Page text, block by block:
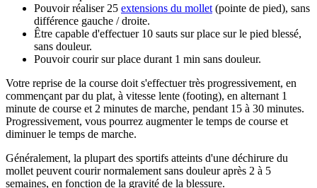
Pouvoir réaliser 25 extensions du mollet(pointe de pied), sans
différence gauche / droite.
Être capable d'effectuer 10 sauts sur place sur le pied blessé,
sans douleur.
Pouvoir courir sur place durant 1 min sans douleur.
Votre reprise de la course doit s'effectuer très progressivement, en
commençant par du plat, à vitesse lente (footing), en alternant 1
minute de course et 2 minutes de marche, pendant 15 à 30 minutes.
Progressivement, vous pourrez augmenter le temps de course et
diminuer le temps de marche.
Généralement, la plupart des sportifs atteints d'une déchirure du
mollet peuvent courir normalement sans douleur après 2 à 5
semaines, en fonction de la gravité de la blessure.